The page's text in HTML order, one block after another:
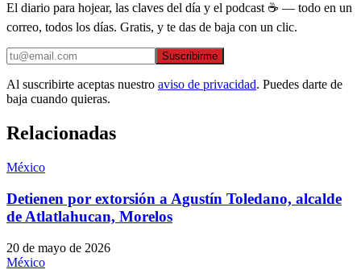
El diario para hojear, las claves del día y el podcast ☕ — todo en un
correo, todos los días. Gratis, y te das de baja con un clic.
Suscribirme
Al suscribirte aceptas nuestro aviso de privacidad. Puedes darte de
baja cuando quieras.
Relacionadas
México
Detienen por extorsión a Agustín Toledano, alcalde
de Atlatlahucan, Morelos
20 de mayo de 2026
México